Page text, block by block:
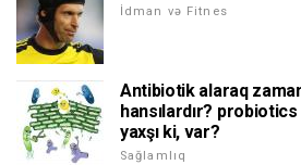
İdman və Fitnes
Antibiotik alaraq
hansılardır?
yaxşı ki, var?
Sağlamlıq